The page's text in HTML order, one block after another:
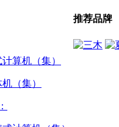
算机（集）
（集）
推荐品牌